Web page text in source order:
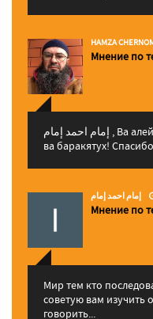
HAMZA
Мнение по
إمام احمد إمام , Ва алейкум ассалам ва рахматуЛлахи
ва баракятух!
إمام احمد إمام
Мнение по
Мир тем кто
советую вам изучить
говорить...